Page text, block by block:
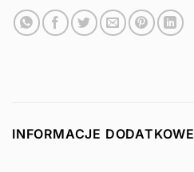
INFORMACJE DODATKOWE